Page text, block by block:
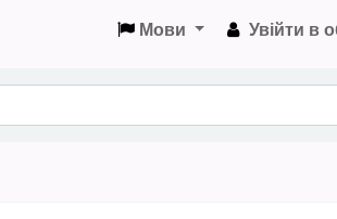
Мови Увійти в